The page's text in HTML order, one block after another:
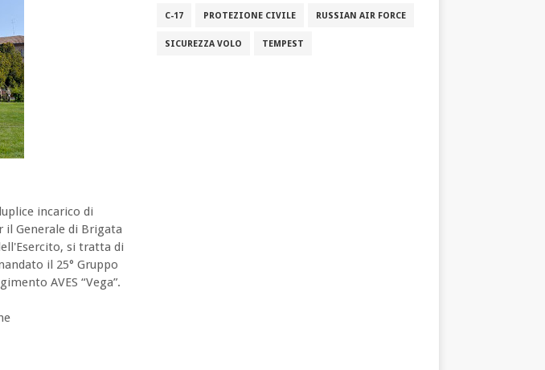
incarico di
il Generale di Brigata
si tratta di
il 25° Gruppo
AVES “Vega”.
C-17 PROTEZIONE CIVILE RUSSIAN AIR FORCE
SICUREZZA VOLO TEMPEST